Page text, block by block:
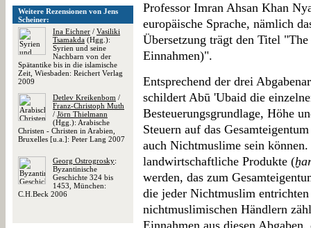
Weitere Rezensionen von Jens
Scheiner:
Ina Eichner / Vasiliki
Tsamakda (Hgg.):
Syrien und seine
Nachbarn von der
Spätantike bis in die islamische
Zeit, Wiesbaden: Reichert Verlag
2009
Detlev Kreikenbom /
Franz-Christoph Muth
/ Jörn Thielmann
(Hgg.): Arabische
Christen - Christen in Arabien,
Bruxelles [u.a.]: Peter Lang 2007
Georg Ostrogrosky:
Byzantinische
Geschichte 324 bis
1453, München:
C.H.Beck 2006
Professor Imran Ahsan Khan
europäische Sprache, nämlich
Übersetzung trägt den Titel
Einnahmen)".
Entsprechend der drei
schildert Abū 'Ubaid die
Besteuerungsgrundlage, Höhe
Steuern auf das
auch Nichtmuslime sein
landwirtschaftliche Produkte (
werden, das zum
die jeder Nichtmuslim
nichtmuslimischen Händlern
Einnahmen aus diesen